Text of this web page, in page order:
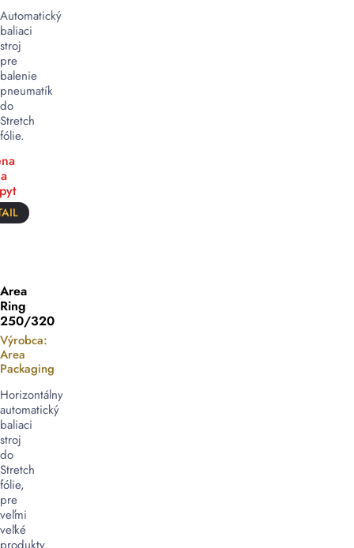
Automatický
baliaci
stroj
pre
balenie
pneumatík
do
Stretch
fólie.
Area
Ring
250/320
Výrobca:
Area
Packaging
Horizontálny
automatický
baliaci
stroj
do
Stretch
fólie,
pre
veľmi
veľké